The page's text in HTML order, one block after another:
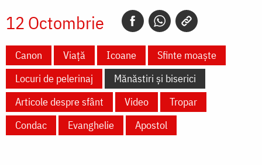
12 Octombrie
Canon Viață Icoane
Sfinte moaște
Locuri de pelerinaj
Mănăstiri și biserici
Articole despre sfânt
Video
Tropar
Condac
Evanghelie Apostol